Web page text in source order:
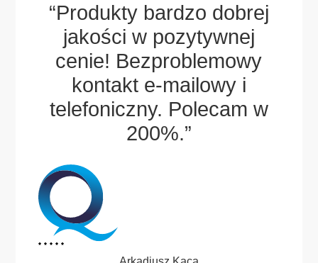
“Produkty bardzo dobrej
jakości w pozytywnej
cenie! Bezproblemowy
kontakt e-mailowy i
telefoniczny. Polecam w
200%.”